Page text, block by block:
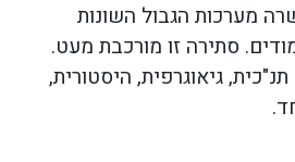
מערכות הגבול השונות
סתירה זו מורכבת מעט.
גיאוגרפית, היסטורית,